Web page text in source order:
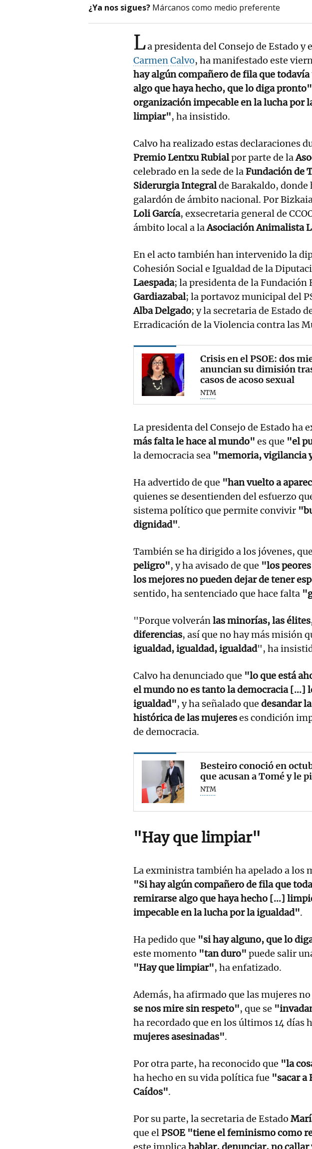
¿Ya nos sigues? Márcanos como medio preferente
La presidenta del Consejo de Estado
Carmen Calvo, ha manifestado este
hay algún compañero de fila que
algo que haya hecho, que lo diga pronto"
organización impecable en la lucha por
limpiar", ha insistido.
Calvo ha realizado estas declaraciones
Premio Lentxu Rubialpor parte de la
celebrado en la sede de laFundación de
Siderurgia Integralde Barakaldo, donde
galardón de ámbito nacional. Por
Loli García, exsecretaria general de
ámbito local a laAsociación Animalista
En el acto también han intervenido la
Cohesión Social e Igualdad de la
Laespada; la presidenta de la Fundación
Gardiazabal; la portavoz municipal del
Alba Delgado; y la secretaria de Estado
Erradicación de la Violencia contra las
Crisis en el PSOE: dos
anuncian su dimisión
casos de acoso sexual
NTM
La presidenta del Consejo de Estado ha
más falta le hace al mundo" es que "el
la democracia sea "memoria, vigilancia
Ha advertido de que "han vuelto a
quienes se desentienden del esfuerzo
sistema político que permite convivir
dignidad".
También se ha dirigido a los jóvenes, que
peligro", y ha avisado de que "los
los mejores no pueden dejar de tener
sentido, ha sentenciado que hace falta
"Porque volveránlas minorías, las
diferencias, así que no hay más misión
igualdad, igualdad, igualdad", ha
Calvo ha denunciado que "lo que está
el mundo no es tanto la democracia [...]
igualdad", y ha señalado que desandar
histórica de las mujereses condición
de democracia.
Besteiro conoció en
que acusan a Tomé y le
NTM
"Hay que limpiar"
La exministra también ha apelado a los
"Si hay algún compañero de fila que
remirarse algo que haya hecho [...]
impecable en la lucha por la igualdad".
Ha pedido que "si hay alguno, que lo
este momento "tan duro" puede salir
"Hay que limpiar", ha enfatizado.
Además, ha afirmado que las mujeres
se nos mire sin respeto", que se
ha recordado que en los últimos 14 días
mujeres asesinadas".
Por otra parte, ha reconocido que "la
ha hecho en su vida política fue "sacar a
Caídos".
Por su parte, la secretaria de Estado
que elPSOE "tiene el feminismo como
este implica hablar, denunciar, no